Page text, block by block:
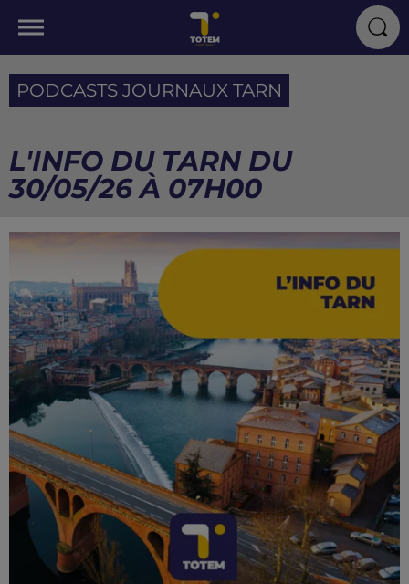
PODCASTS JOURNAUX TARN
L'INFO DU TARN DU
30/05/26 À 07H00